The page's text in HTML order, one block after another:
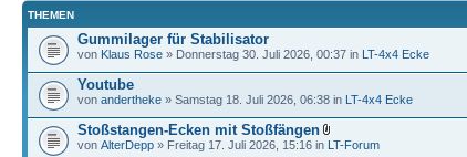
THEMEN
Gummilager für Stabilisator
von Klaus Rose » Donnerstag 30. Juli 2026, 00:37 in LT-4x4 Ecke
Youtube
von andertheke » Samstag 18. Juli 2026, 06:38 in LT-4x4 Ecke
Stoßstangen-Ecken mit Stoßfängen
von AlterDepp » Freitag 17. Juli 2026, 15:16 in LT-Forum